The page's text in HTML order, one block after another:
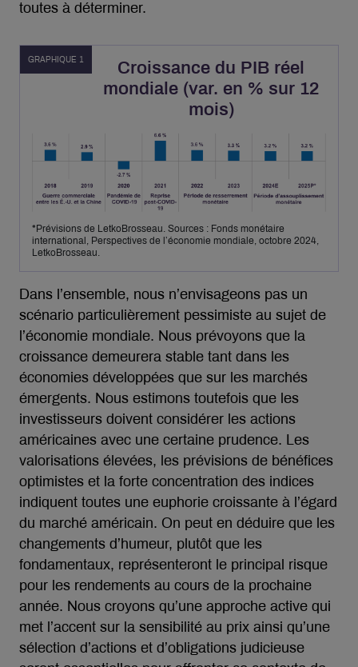
toutes à déterminer.
GRAPHIQUE 1
Croissance du PIB réel
mondiale (var. en % sur 12
mois)
*Prévisions de LetkoBrosseau. Sources : Fonds monétaire
international, Perspectives de l’économie mondiale, octobre 2024,
LetkoBrosseau.
Dans l’ensemble, nous n’envisageons pas un
scénario particulièrement pessimiste au sujet de
l’économie mondiale. Nous prévoyons que la
croissance demeurera stable tant dans les
économies développées que sur les marchés
émergents. Nous estimons toutefois que les
investisseurs doivent considérer les actions
américaines avec une certaine prudence. Les
valorisations élevées, les prévisions de bénéfices
optimistes et la forte concentration des indices
indiquent toutes une euphorie croissante à l’égard
du marché américain. On peut en déduire que les
changements d’humeur, plutôt que les
fondamentaux, représenteront le principal risque
pour les rendements au cours de la prochaine
année. Nous croyons qu’une approche active qui
met l’accent sur la sensibilité au prix ainsi qu’une
sélection d’actions et d’obligations judicieuse